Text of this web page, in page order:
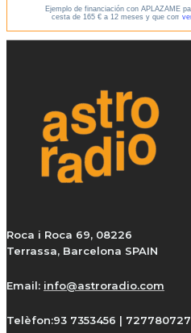
Roca i Roca 69, 08226
Terrassa, Barcelona SPAIN
Email: info@astroradio.com
Telèfon:93 7353456 | 727780727